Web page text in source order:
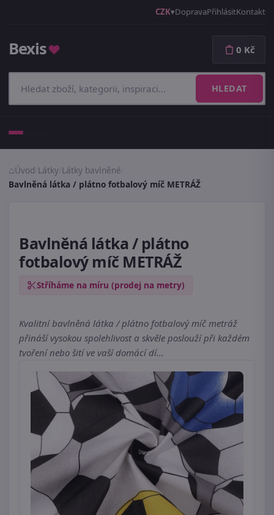
CZK DopravaPřihlásitKontakt
Bexis♥
HLEDAT
0 Kč
Úvod Látky Látky bavlněné
Bavlněná látka / plátno fotbalový míč METRÁŽ
Bavlněná látka / plátno
fotbalový míč METRÁŽ
Stříháme na míru (prodej na metry)
Kvalitní bavlněná látka / plátno fotbalový míč metráž
přináší vysokou spolehlivost a skvěle poslouží při každém
tvoření nebo šití ve vaší domácí dí...